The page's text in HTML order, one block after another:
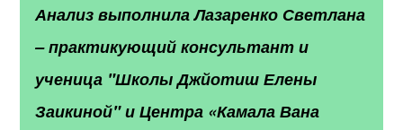
Анализ выполнила Лазаренко Светлана
– практикующий консультант и
ученица "Школы Джйотиш Елены
Заикиной" и Центра «Камала Вана